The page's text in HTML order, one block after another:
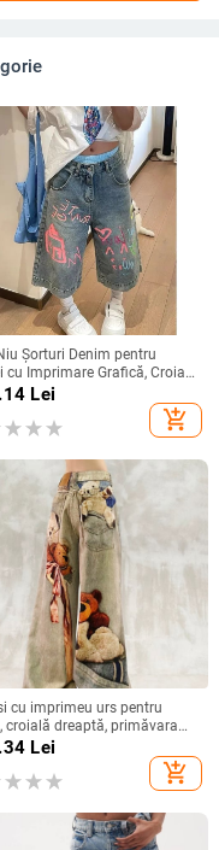
Şorturi Denim pentru
cu Imprimare Grafică, Croială
Stil Retro, Talie Înaltă,
Lei
add_shopping_cart
cu imprimeu urs pentru
croială dreaptă, primăvara
croială lejeră, pantaloni largi
Lei
add_shopping_cart